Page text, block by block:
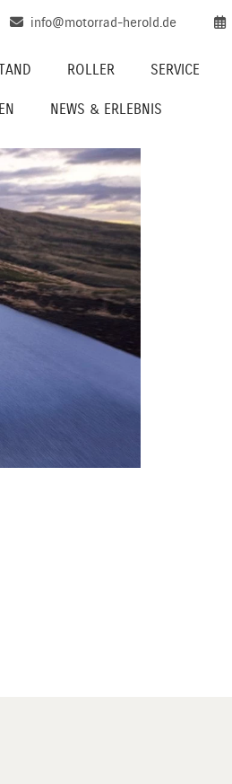
info@motorrad-herold.de
ROLLER SERVICE
NEWS & ERLEBNIS